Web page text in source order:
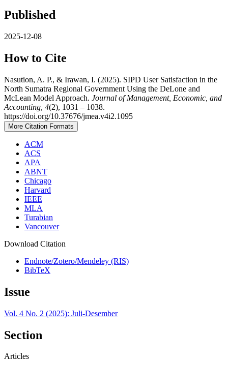
Published
2025-12-08
How to Cite
Nasution, A. P., & Irawan, I. (2025). SIPD User Satisfaction in the
North Sumatra Regional Government Using the DeLone and
McLean Model Approach. Journal of Management, Economic, and
Accounting, 4(2), 1031 – 1038.
https://doi.org/10.37676/jmea.v4i2.1095
More Citation Formats
ACM
ACS
APA
ABNT
Chicago
Harvard
IEEE
MLA
Turabian
Vancouver
Download Citation
Endnote/Zotero/Mendeley (RIS)
BibTeX
Issue
Vol. 4 No. 2 (2025): Juli-Desember
Section
Articles